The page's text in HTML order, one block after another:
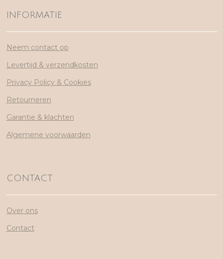
INFORMATIE
Neem contact op
Levertijd & verzendkosten
Privacy Policy & Cookies
Retourneren
Garantie & klachten
Algemene voorwaarden
CONTACT
Over ons
Contact